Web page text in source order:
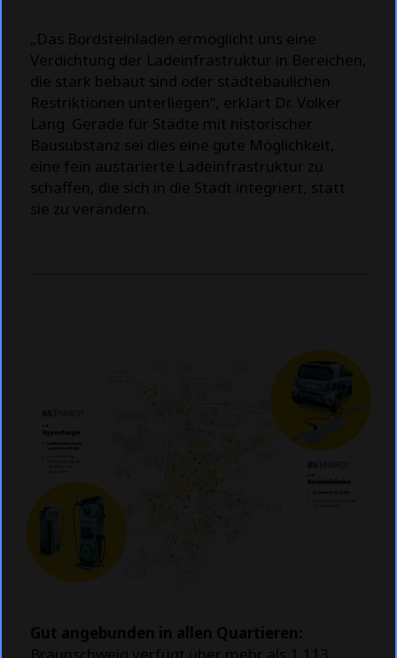
„Das Bordsteinladen ermöglicht uns eine
Verdichtung der Ladeinfrastruktur in Bereichen,
die stark bebaut sind oder städtebaulichen
Restriktionen unterliegen“, erklärt Dr. Volker
Lang. Gerade für Städte mit historischer
Bausubstanz sei dies eine gute Möglichkeit,
eine fein austarierte Ladeinfrastruktur zu
schaffen, die sich in die Stadt integriert, statt
sie zu verändern.
Gut angebunden in allen Quartieren: